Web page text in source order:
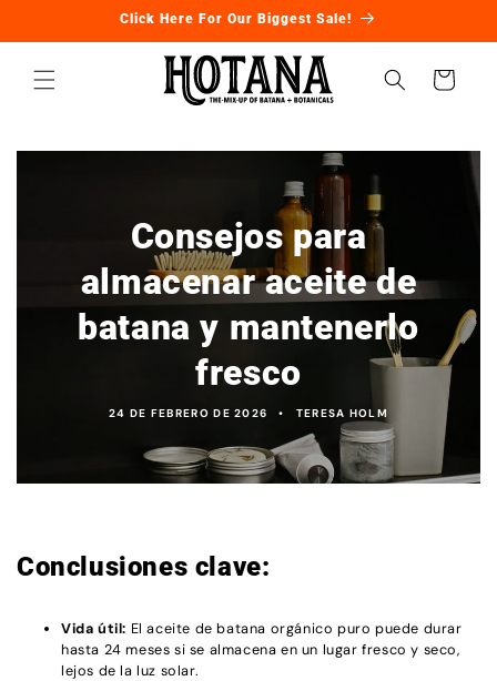
directamente
al contenido
Click Here For Our Biggest Sale!
Carrito
Consejos para
almacenar aceite de
batana y mantenerlo
fresco
24 DE FEBRERO DE 2026 TERESA HOLM
Conclusiones clave:
Vida útil: El aceite de batana orgánico puro puede durar
hasta 24 meses si se almacena en un lugar fresco y seco,
lejos de la luz solar.